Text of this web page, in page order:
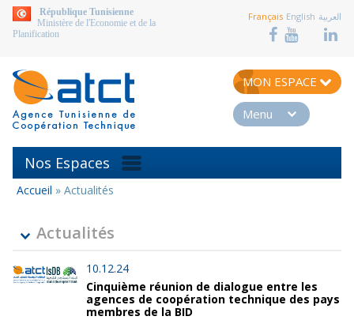
aller au contenu
République Tunisienne
Ministère de l'Economie et de la
Planification
Français English العربية
MON ESPACE
Menu
Nos Espaces
Vous
Accueil » Actualités
Actualités
10.12.24
Cinquième réunion de dialogue entre les
agences de coopération technique des pays
membres de la BID